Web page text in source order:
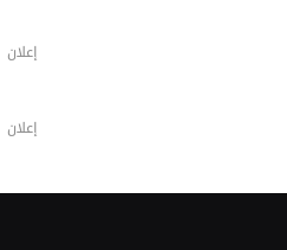
إعلان
إعلان